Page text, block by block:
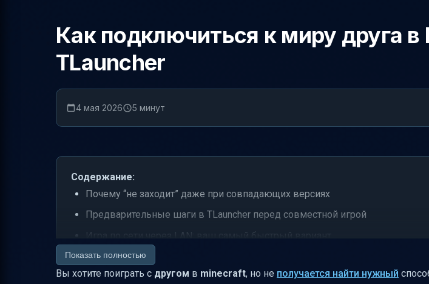
Как подключиться к миру друга в
TLauncher
4 мая 2026 5 минут
Содержание:
Почему “не заходит” даже при совпадающих версиях
Предварительные шаги в TLauncher перед совместной игрой
Игра по сети через LAN: ваш самый быстрый вариант
Если вы в разных местах: как организовать “виртуальную LAN” через VPN
Лучший способ для “1 на 1” без ожиданий: сервер всегда доступен
Показать полностью
Вы хотите поиграть с другом в minecraft, но не получается найти нужный